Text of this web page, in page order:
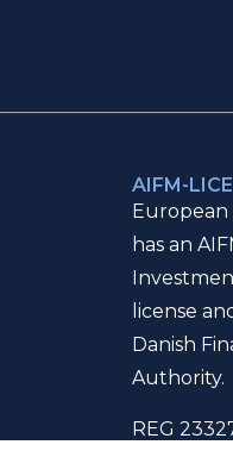
AIFM-
European
has an
license
Danish
Authority.
REG